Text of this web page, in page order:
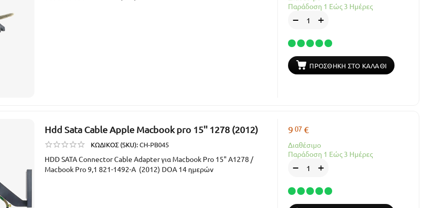
Παράδοση 1 Εώς 3 Ημέρες
+
−
ΠΡΟΣΘΉΚΗ ΣΤΟ ΚΑΛΆΘΙ
Hdd Sata Cable Apple Macbook pro 15'' 1278 (2012)
ΚΩΔΙΚΟΣ (SKU):CH-PB045
HDD SATA Connector Cable Adapter για Macbook Pro 15" A1278 /
Macbook Pro 9,1 821-1492-A (2012) DOA 14 ημερών
9 07 €
Διαθέσιμο
Παράδοση 1 Εώς 3 Ημέρες
+
−